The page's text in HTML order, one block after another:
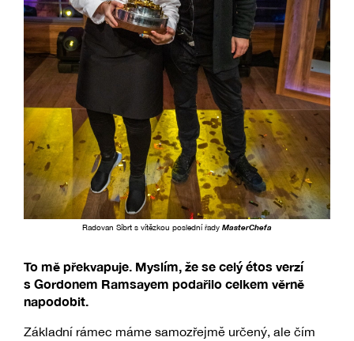
Radovan Síbrt s vítězkou poslední řady MasterChefa
To mě překvapuje. Myslím, že se celý étos verzí
s Gordonem Ramsayem podařilo celkem věrně
napodobit.
Základní rámec máme samozřejmě určený, ale čím